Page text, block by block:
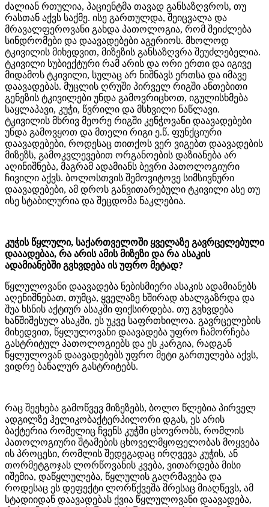
ძალიან რთულია, პაციენტმა თავად განსაზღვროს, თუ
რასთან აქვს საქმე. ისე გართულდა, შეიცვალა და
მრავალფეროვანი გახდა პათოლოგია, რომ შეიძლება
სინდრომები და დაავადებები აგერიოს. მხოლოდ
ტკივილის მიხედვით, მიზეზის განსაზღვრა შეუძლებელია.
ტკივილი სუბიექტური რამ არის და ორი ერთი და იგივე
მიდამოს ტკივილი, სულაც არ ნიშნავს ერთსა და იმავე
დაავადებას. მუცლის ღრუში პირველ რიგში ანთებითი
გენეზის ტკივილები უნდა გამოვრიცხოთ, იგულისხმება
საყლაპავი, კუჭი, წვრილი და მსხვილი ნაწლავი.
ტკივილის მხრივ მეორე რიგში კენჭოვანი დაავადებები
უნდა გამოვყოთ და მთელი რიგი ე.წ. ფუნქციური
დაავადებები, როდესაც თითქოს ვერ ვიგებთ დაავადების
მიზეზს, გამოკვლევებით ორგანოების დაზიანება არ
აღინიშნება, მაგრამ ადამიანს ბევრი პათოლოგიური
ჩივილი აქვს. ბოლოსთვის შემოვიტოვე სიმსივნური
დაავადებები, ამ დროს განვითარებული ტკივილი ასე თუ
ისე სტაბილურია და შეცდომა ნაკლებია.
კუჭის წყლული, საქართველოში ყველაზე გავრცელებული
დააადებაა, რა არის ამის მიზეზი და რა ასაკის
ადამიანებში გვხვდება ის უფრო მეტად?
წყლულოვანი დაავადება ნებისმიერი ასაკის ადამიანებს
აღენიშნებათ, თუმცა, ყველაზე ხშირად ახალგაზრდა და
შუა ხსნის აქტიურ ასაკში ფიქსირდება. თუ გვხვდება
ხანშიშესულ ასაკში, ეს უკვე საფრთხილოა. გავრცელების
მიხედვით, წყლულოვანი დაავადება უფრო ჩამორჩება
გასტრიტულ პათოლოგიებს და ეს კარგია, რადგან
წყლულოვან დაავადებებს უფრო მეტი გართულება აქვს,
ვიდრე ბანალურ გასტრიტებს.
რაც შეეხება გამოწვევ მიზეზებს, ბოლო წლებია პირველ
ადგილზე ჰელიკობაქტერპილორი დგას, ეს არის
ბაქტერია რომელიც ჩვენს კუჭში ცხოვრობს, რომლის
პათოლოგიური შტამების ცხოველმყოფელობას მოყვება
ის პროცესი, რომლის შედეგადაც ირღვევა კუჭის, ან
თორმეტგოჯას ლორწოვანის კვება, ვითარდება მისი
იშემია, დაწყლულება, წყლულის გაღრმავება და
როდესაც ეს დეფექტი ლორწქვეშა შრესაც მიაღწევს, ამ
სტადიიდან დაავადებას ქვია წყლულოვანი დაავადება,